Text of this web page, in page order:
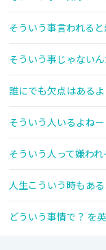
そういう事言われる
そういう事じゃない
誰にでも欠点はある
そういう人いるよね
そういう人って嫌わ
人生こういう時もあ
どういう事情で？ を